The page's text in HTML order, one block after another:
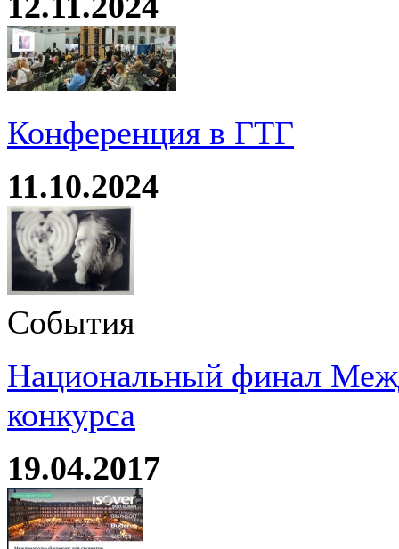
Конференция в ГТГ
11.10.2024
События
Национальный финал
конкурса
19.04.2017